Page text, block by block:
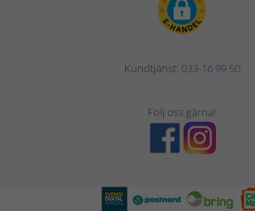
Kundtjänst: 033-16 99 50
Följ oss gärna!